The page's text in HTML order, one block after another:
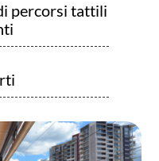
percorsi tattili